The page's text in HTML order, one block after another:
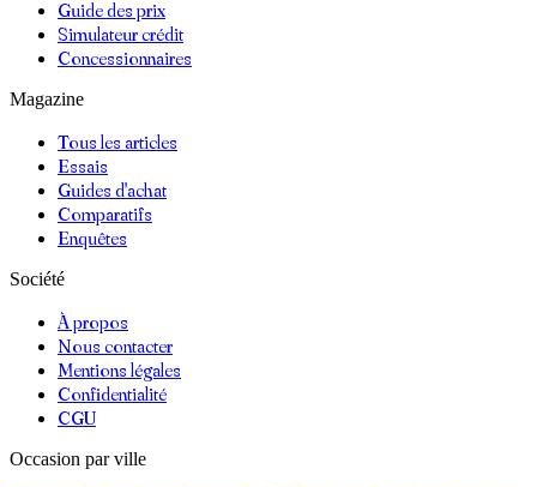
Guide des prix
Simulateur crédit
Concessionnaires
Magazine
Tous les articles
Essais
Guides d'achat
Comparatifs
Enquêtes
Société
À propos
Nous contacter
Mentions légales
Confidentialité
CGU
Occasion par ville